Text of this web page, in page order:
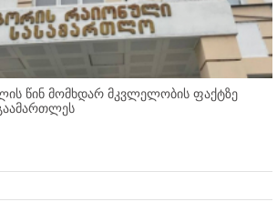
წინ მომხდარ მკვლელობის ფაქტზე